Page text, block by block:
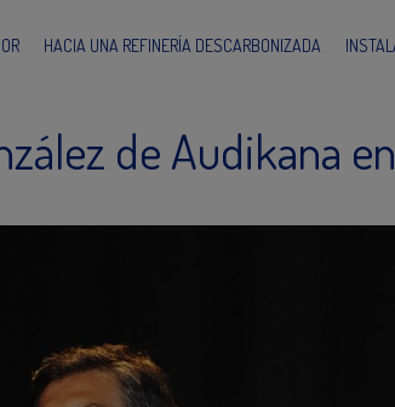
HACIA UNA REFINERÍA DESCARBONIZADA
de Audikana